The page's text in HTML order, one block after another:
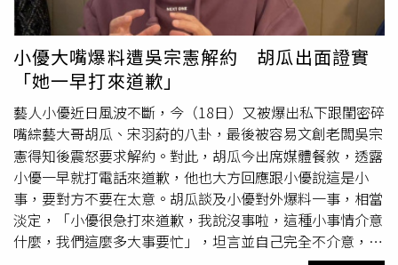
寶們擔任「一日觀察員」，並為視障朋友設計五感導覽，讓
不同族群都能自在體驗海洋的美好。這份努力已獲社會肯
定，Xpark 榮獲全臺首屆 ESG「桃金企業獎」，象徵對於環
境保護與社會責任上的積極實踐。五感昇華｜日本技術引進
× 親近生物 × 深度互動更感動五週年主題展示《Xpark
meets NAKED～Ocean of Light 潛浸海洋》，以更加細緻
的視覺語彙全新編排，深化互動性設計，引領觀眾踏上一場
「從觀看到共創」的藝術體驗，這不只是展演技術的革新，
亦是一場喚醒感官與情感的「生命參與」，讓每一步移動、
每一次凝視，都能深刻觀眾與生物之間的情感鏈結。Diving
in Coral Sea珊瑚之森一處能親身感受珊瑚礁生命力與魚群
活力的沉浸空間，邀請您近距離體驗海洋生態的多樣性與珊
阿嬤的VCR，聽到阿嬤的聲音讓賴慧如立刻淚崩，場面感
人。此外，這次胡瓜為了製作《鑽石舞台之夜演唱會》，豪
砸成本及人情，對於票房完售更是感到非常開心，「感謝好
友們的熱心力挺，讓這次的演出順利進行，大家的善款幫助
了許多弱勢團體如華山基金會
基金會等，每個團體都有7位數的善款幫助，幫助弱勢團
體，一直是我進演藝圈以來的初衷，我也時刻的提醒自己，
我真的很開心，好友們的熱情讓人太感動了，我會更鞭策著
自己，永續的投入公益，為弱勢族群發聲」。女星賴慧如辣
秀南北半球，穿著一襲前胸後背大開衩黑色禮服登場。（圖
／萬星傳播提供）
小優大嘴爆料遭吳宗憲解約 胡瓜出面證實
「她一早打來道歉」
藝人小優近日風波不斷，今（18日）又被爆出私下跟閨密碎
嘴綜藝大哥胡瓜、宋羽葤的八卦，最後被容易文創老闆吳宗
憲得知後震怒要求解約。對此，胡瓜今出席媒體餐敘，透露
小優一早就打電話來道歉，他也大方回應跟小優說這是小
事，要對方不要在太意。胡瓜談及小優對外爆料一事，相當
淡定，「小優很急打來道歉，我說沒事啦，這種小事情介意
什麼，我們這麼多大事要忙」，坦言並自己完全不介意，也